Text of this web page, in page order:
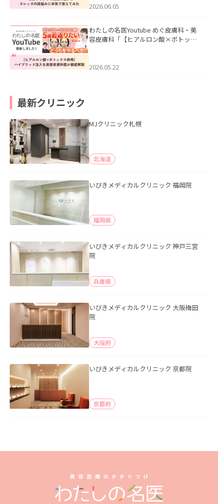
2026.06.05
わたしの名医Youtube めぐ皮膚科・美
容皮膚科「【ヒアルロン酸×ボトック
た。
2026.05.22
最新クリニック
MJクリニック札幌
北海道
いびきメディカルクリニック 福岡院
福岡県
いびきメディカルクリニック 神戸三宮
院
兵庫県
いびきメディカルクリニック 大阪梅田
院
大阪府
いびきメディカルクリニック 京都院
京都府